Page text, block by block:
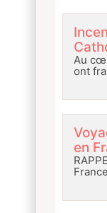
Au
ont
en